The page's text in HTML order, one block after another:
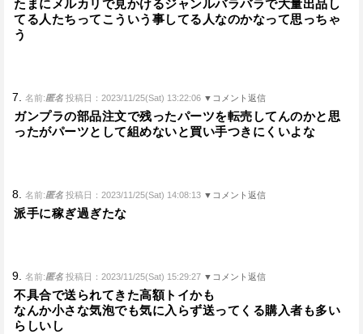
たまにメルカリで見かけるジャンルバラバラで大量出品し
てる人たちってこういう事してる人なのかなって思っちゃ
う
7. 名前:匿名 投稿日：2023/11/25(Sat) 13:22:06 ▼コメント返信
ガンプラの部品注文で残ったパーツを転売してんのかと思
ったがパーツとして組めないと買い手つきにくいよな
8. 名前:匿名 投稿日：2023/11/25(Sat) 14:08:13 ▼コメント返信
派手に稼ぎ過ぎたな
9. 名前:匿名 投稿日：2023/11/25(Sat) 15:29:27 ▼コメント返信
不具合で送られてきた高額トイかも
なんか小さな気泡でも気に入らず送ってくる購入者も多い
らしいし